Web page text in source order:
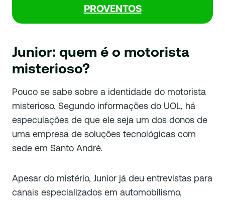
PROVENTOS
Junior: quem é o motorista
misterioso?
Pouco se sabe sobre a identidade do motorista
misterioso. Segundo informações do UOL, há
especulações de que ele seja um dos donos de
uma empresa de soluções tecnológicas com
sede em Santo André.
Apesar do mistério, Junior já deu entrevistas para
canais especializados em automobilismo,